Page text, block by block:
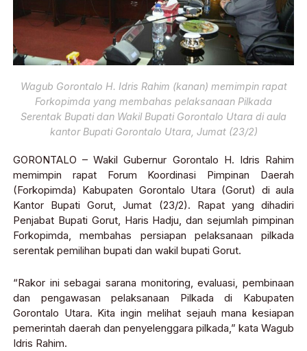
Wagub Gorontalo H. Idris Rahim (kanan) memimpin rapat
Forkopimda yang membahas pelaksanaan Pilkada
Serentak Bupati dan Wakil Bupati Gorontalo Utara di aula
kantor Bupati Gorontalo Utara, Jumat (23/2)
GORONTALO – Wakil Gubernur Gorontalo H. Idris Rahim
memimpin rapat Forum Koordinasi Pimpinan Daerah
(Forkopimda) Kabupaten Gorontalo Utara (Gorut) di aula
Kantor Bupati Gorut, Jumat (23/2). Rapat yang dihadiri
Penjabat Bupati Gorut, Haris Hadju, dan sejumlah pimpinan
Forkopimda, membahas persiapan pelaksanaan pilkada
serentak pemilihan bupati dan wakil bupati Gorut.
“Rakor ini sebagai sarana monitoring, evaluasi, pembinaan
dan pengawasan pelaksanaan Pilkada di Kabupaten
Gorontalo Utara. Kita ingin melihat sejauh mana kesiapan
pemerintah daerah dan penyelenggara pilkada,” kata Wagub
Idris Rahim.